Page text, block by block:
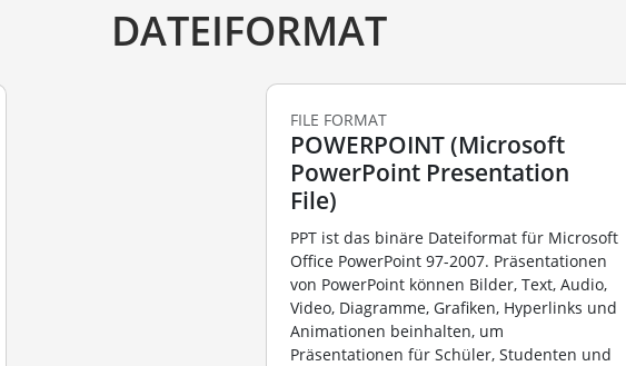
DATEIFORMAT
FILE FORMAT
POWERPOINT (Microsoft
PowerPoint Presentation
File)
PPT ist das binäre Dateiformat für Microsoft
Office PowerPoint 97-2007. Präsentationen
von PowerPoint können Bilder, Text, Audio,
Video, Diagramme, Grafiken, Hyperlinks und
Animationen beinhalten, um
Präsentationen für Schüler, Studenten und